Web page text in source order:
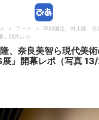
> アート >
草間彌生、村上隆、
』開幕レポ
、奈良美智ら現代美
』開幕レポ（写真 13/